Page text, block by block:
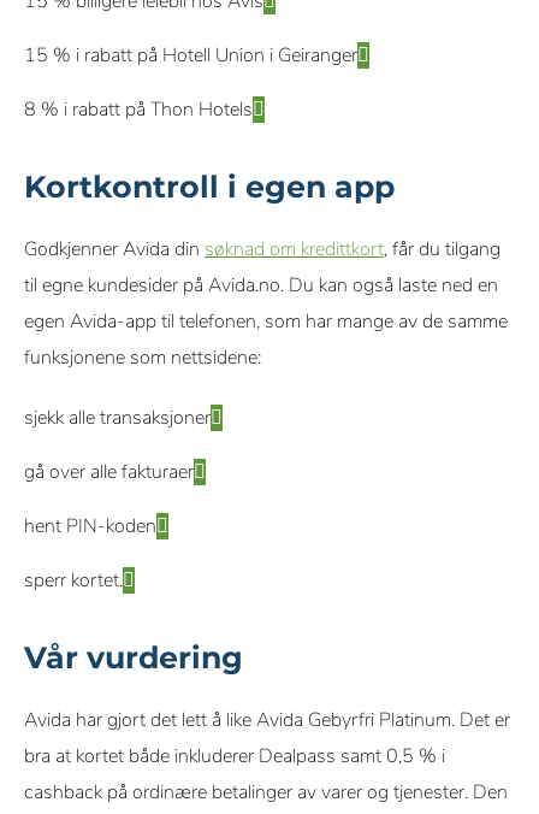
15 % i rabatt på Hotell Union i Geiranger
8 % i rabatt på Thon Hotels
Kortkontroll i egen app
Godkjenner Avida din søknad om kredittkort, får du tilgang
til egne kundesider på Avida.no. Du kan også laste ned en
egen Avida-app til telefonen, som har mange av de samme
funksjonene som nettsidene:
sjekk alle transaksjoner
gå over alle fakturaer
hent PIN-koden
sperr kortet.
Vår vurdering
Avida har gjort det lett å like Avida Gebyrfri Platinum. Det er
bra at kortet både inkluderer Dealpass samt 0,5 % i
cashback på ordinære betalinger av varer og tjenester. Den